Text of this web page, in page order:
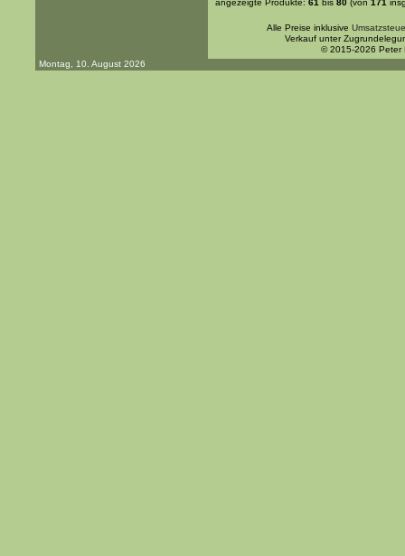
angezeigte Produkte: 61 bis 80 (von 171
Alle Preise inklusive
Verkauf unter
© 2015-2026 Peter
Montag, 10. August 2026